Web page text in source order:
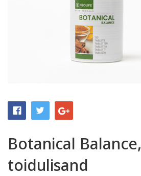
Botanical Balance,
toidulisand